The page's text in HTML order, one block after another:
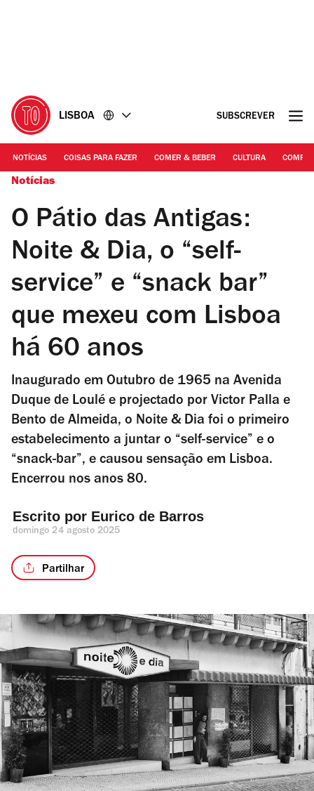
LISBOA SUBSCREVER
NOTÍCIAS COISAS PARA FAZER COMER & BEBER CULTURA
Notícias
O Pátio das Antigas:
Noite & Dia, o “self-
service” e “snack bar”
que mexeu com Lisboa
há 60 anos
Inaugurado em Outubro de 1965 na Avenida
Duque de Loulé e projectado por Victor Palla e
Bento de Almeida, o Noite & Dia foi o primeiro
estabelecimento a juntar o “self-service” e o
“snack-bar”, e causou sensação em Lisboa.
Encerrou nos anos 80.
Escrito por Eurico de Barros
domingo 24 agosto 2025
Partilhar